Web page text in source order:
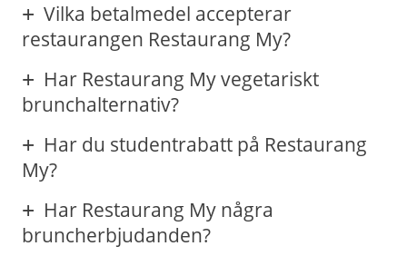
Vilka betalmedel accepterar
restaurangen Restaurang My?
Har Restaurang My vegetariskt
brunchalternativ?
Har du studentrabatt på Restaurang
My?
Har Restaurang My några
bruncherbjudanden?